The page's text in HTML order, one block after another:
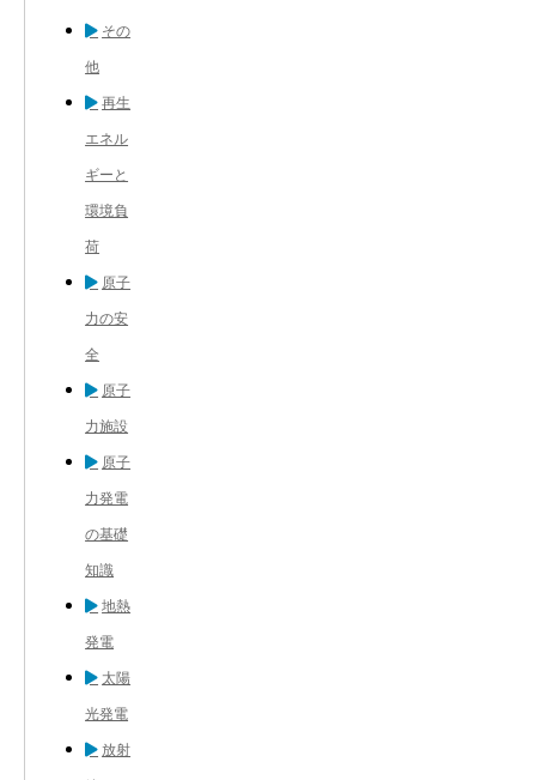
その
他
再生
エネル
ギーと
環境負
荷
原子
力の安
全
原子
力施設
原子
力発電
の基礎
知識
地熱
発電
太陽
光発電
放射